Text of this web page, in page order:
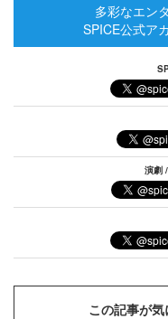
多彩なエン
SPICE公式ア
演劇
この記事が